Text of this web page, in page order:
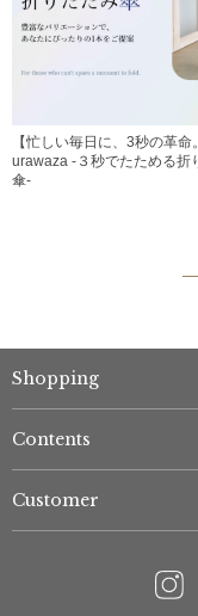
【忙しい毎日に、3秒の革命
urawaza -３秒でたためる折
傘-
Shopping
Contents
Customer